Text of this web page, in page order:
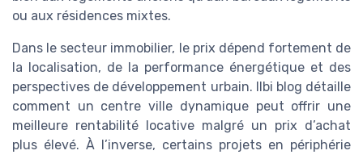
ou aux résidences mixtes.
Dans le secteur immobilier, le prix dépend fortement de
la localisation, de la performance énergétique et des
perspectives de développement urbain. Ilbi blog détaille
comment un centre ville dynamique peut offrir une
meilleure rentabilité locative malgré un prix d’achat
plus élevé. À l’inverse, certains projets en périphérie